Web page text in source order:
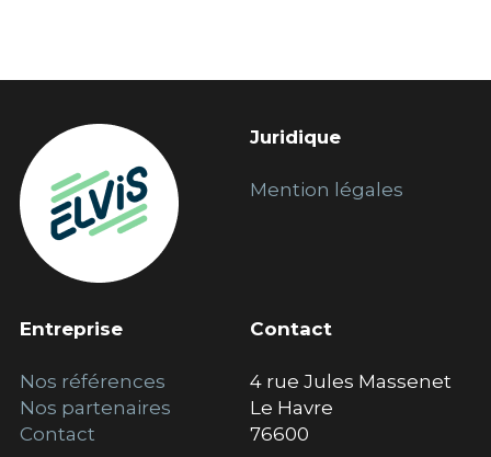
Juridique
Mention légales
Entreprise
Nos références
Nos partenaires
Contact
Contact
4 rue Jules Massenet
Le Havre
76600